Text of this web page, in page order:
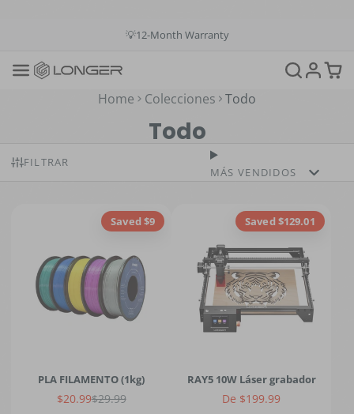
💡12-Month Warranty
🚚Fast & Free Shipping over $49 in US & EU
Home Colecciones Todo
Todo
FILTRAR
MÁS VENDIDOS
Saved $9
PLA FILAMENTO (1kg)
Precio de venta
$20.99Precio regular
$29.99
Saved $129.01
RAY5 10W Láser grabador
Precio
De $199.99